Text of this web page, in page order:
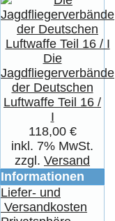
Die
Jagdfliegerverbände
der Deutschen
Luftwaffe Teil 16 /
I
118,00 €
inkl. 7% MwSt.
zzgl. Versand
Informationen
Liefer- und
Versandkosten